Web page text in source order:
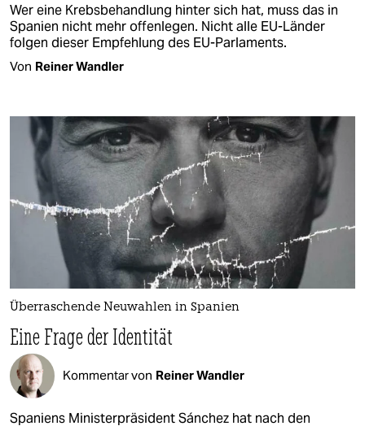
Wer eine Krebsbehandlung hinter sich hat, muss das in
Spanien nicht mehr offenlegen. Nicht alle EU-Länder
folgen dieser Empfehlung des EU-Parlaments.
Von Reiner Wandler
Überraschende Neuwahlen in Spanien
Eine Frage der Identität
Kommentar von Reiner Wandler
Spaniens Ministerpräsident Sánchez hat nach den